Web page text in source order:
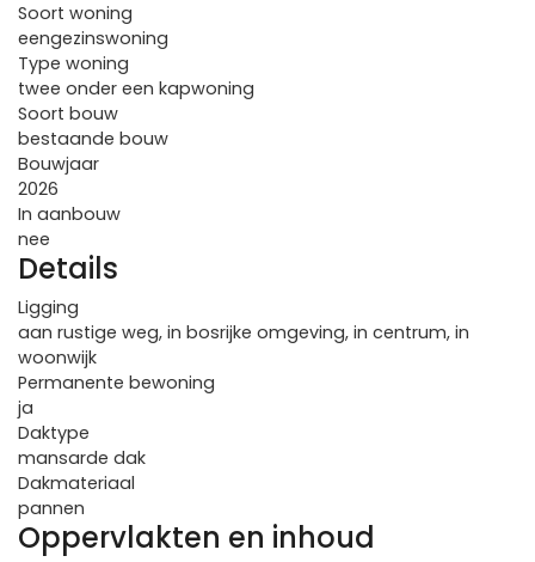
Soort woning
eengezinswoning
Type woning
twee onder een kapwoning
Soort bouw
bestaande bouw
Bouwjaar
2026
In aanbouw
nee
Details
Ligging
aan rustige weg, in bosrijke omgeving, in centrum, in
woonwijk
Permanente bewoning
ja
Daktype
mansarde dak
Dakmateriaal
pannen
Oppervlakten en inhoud